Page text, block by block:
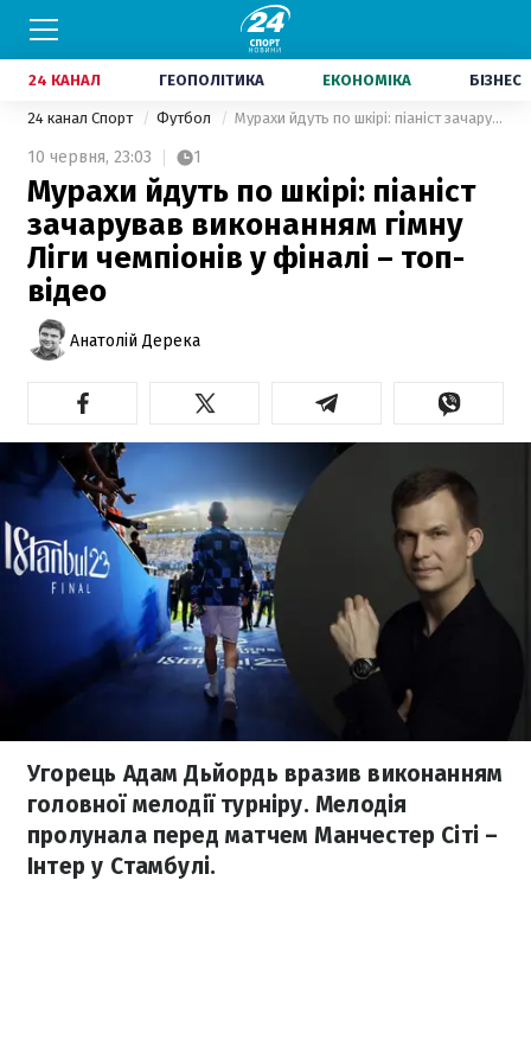
24 КАНАЛ ГЕОПОЛІТИКА ЕКОНОМІКА БІЗНЕС
24 канал Спорт Футбол Мурахи йдуть по шкірі: піаніст зачарував виконанням гімну Ліги чемпіонів у фіналі – топ-відео
10 червня, 23:03 1
Мурахи йдуть по шкірі: піаніст
зачарував виконанням гімну
Ліги чемпіонів у фіналі – топ-
відео
Анатолій Дерека
Угорець Адам Дьйордь вразив виконанням
головної мелодії турніру. Мелодія
пролунала перед матчем Манчестер Сіті –
Інтер у Стамбулі.